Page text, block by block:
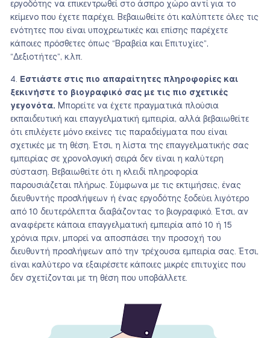
εργοδότης να επικεντρωθεί στο άσπρο χώρο αντί για το
κείμενο που έχετε παρέχει. Βεβαιωθείτε ότι καλύπτετε όλες τις
ενότητες που είναι υποχρεωτικές και επίσης παρέχετε
κάποιες πρόσθετες όπως “Βραβεία και Επιτυχίες”,
“Δεξιοτήτες”, κ.λπ.
Εστιάστε στις πιο απαραίτητες πληροφορίες και
ξεκινήστε το βιογραφικό σας με τις πιο σχετικές
γεγονότα. Μπορείτε να έχετε πραγματικά πλούσια
εκπαιδευτική και επαγγελματική εμπειρία, αλλά βεβαιωθείτε
ότι επιλέγετε μόνο εκείνες τις παραδείγματα που είναι
σχετικές με τη θέση. Έτσι, η λίστα της επαγγελματικής σας
εμπειρίας σε χρονολογική σειρά δεν είναι η καλύτερη
σύσταση. Βεβαιωθείτε ότι η κλειδί πληροφορία
παρουσιάζεται πλήρως. Σύμφωνα με τις εκτιμήσεις, ένας
διευθυντής προσλήψεων ή ένας εργοδότης ξοδεύει λιγότερο
από 10 δευτερόλεπτα διαβάζοντας το βιογραφικό. Έτσι, αν
αναφέρετε κάποια επαγγελματική εμπειρία από 10 ή 15
χρόνια πριν, μπορεί να αποσπάσει την προσοχή του
διευθυντή προσλήψεων από την τρέχουσα εμπειρία σας. Έτσι,
είναι καλύτερο να εξαιρέσετε κάποιες μικρές επιτυχίες που
δεν σχετίζονται με τη θέση που υποβάλλετε.